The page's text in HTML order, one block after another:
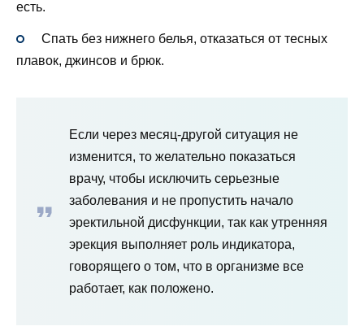
есть.
Спать без нижнего белья, отказаться от тесных
плавок, джинсов и брюк.
Если через месяц-другой ситуация не
изменится, то желательно показаться
врачу, чтобы исключить серьезные
заболевания и не пропустить начало
эректильной дисфункции, так как утренняя
эрекция выполняет роль индикатора,
говорящего о том, что в организме все
работает, как положено.